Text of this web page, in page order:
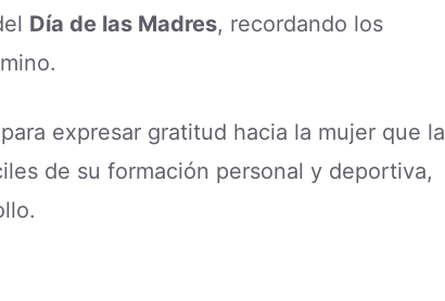
Día de las Madres, recordando los
expresar gratitud hacia la mujer que la
de su formación personal y deportiva,